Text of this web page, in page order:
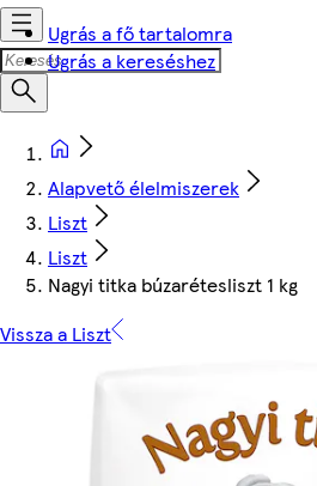
Ugrás a fő tartalomra
Ugrás a kereséshez
Alapvető élelmiszerek
Liszt
Liszt
Nagyi titka búzarétesliszt 1 kg
Vissza a Liszt